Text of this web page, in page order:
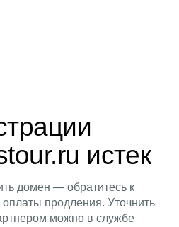
истек
домен — обратитесь к
продления. Уточнить
можно в службе